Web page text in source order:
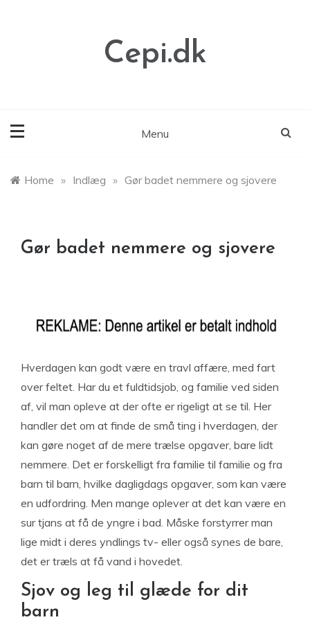
Cepi.dk
Menu
Home » Indlæg » Gør badet nemmere og sjovere
Gør badet nemmere og sjovere
Hverdagen kan godt være en travl affære, med fart
over feltet. Har du et fuldtidsjob, og familie ved siden
af, vil man opleve at der ofte er rigeligt at se til. Her
handler det om at finde de små ting i hverdagen, der
kan gøre noget af de mere trælse opgaver, bare lidt
nemmere. Det er forskelligt fra familie til familie og fra
barn til barn, hvilke dagligdags opgaver, som kan være
en udfordring. Men mange oplever at det kan være en
sur tjans at få de yngre i bad. Måske forstyrrer man
lige midt i deres yndlings tv- eller også synes de bare,
det er træls at få vand i hovedet.
Sjov og leg til glæde for dit
barn